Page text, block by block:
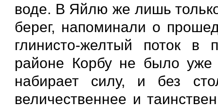
воде. В Яйлю же лишь
берег, напоминали о
глинисто-желтый поток
районе Корбу не было
набирает силу, и без
величественнее и